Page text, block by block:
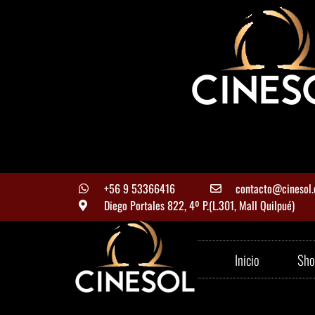
+56 9 53366416
Diego Portales 822, 4º P.(L.301, Mall Quilpué)
Inicio